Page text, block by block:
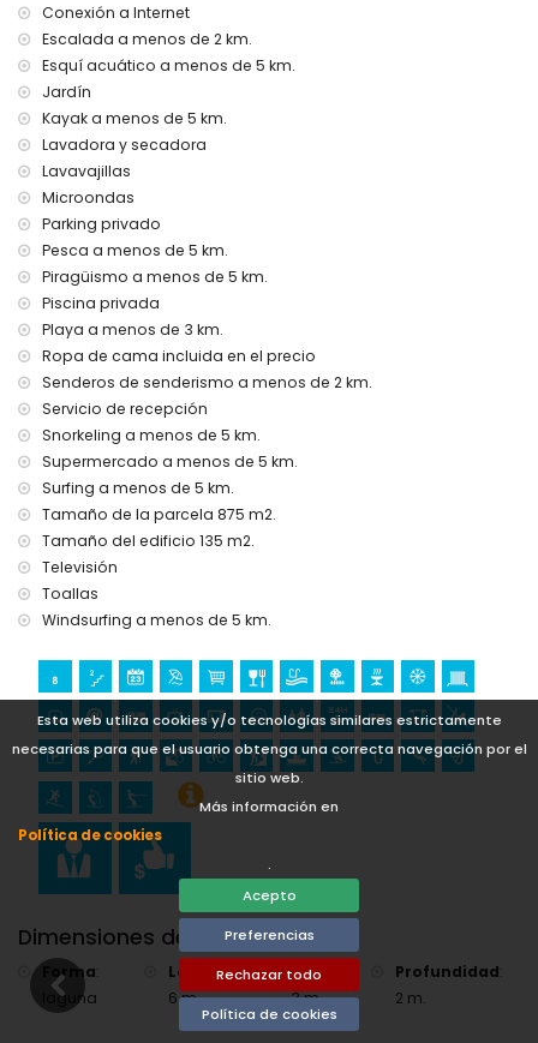
Esta web utiliza cookies y/o tecnologías similares estrictamente
necesarias para que el usuario obtenga una correcta navegación por el
sitio web.
Más información en
Política de cookies
.
Acepto
Preferencias
Rechazar todo
Política de cookies
internet (WiFi)
aspiradora y plancha con tabla de planchar
ropa de cama y toallas
servicio de recepción y servicio de emergencia 24 horas
calefacción y aire acondicionado
Instalaciones y servicios con costo adicional
cama extra y cama/cuna para niños (bajo petición)
Entretenimiento y actividades de ocio para sus vacaciones
en Denia, Costa Blanca
bar, paseo marítimo (Las Marinas y Denia) (a menos de 5
kilómetros de la casa)
Lugares de interés y cultura en Denia, Costa Blanca
museo (Histórico de Denia), iglesia (Portal de la Vila, Denia),
castillo (Portal de la Vila, Denia), monumento (Pueblo de
Denia), edificio arquitectónico (Centro de Denia) y lugar
histórico (Histórico de Denia) (a menos de 5 kilómetros del
alojamiento)
ruina (Molinos de Viento y Jávea) (a menos de 10
kilómetros del alojamiento)
Deportes
escalada, canotaje, kayak, pesca, buceo, snorkel, surf,
windsurf y esquí acuático (a menos de 5 kilómetros de la
golf (Club de Golf La Sella, Denia) y equitación (a menos de
10 kilómetros de la villa)
Conexión a Internet
Escalada a menos de 2 km.
Esquí acuático a menos de 5 km.
Jardín
Kayak a menos de 5 km.
Lavadora y secadora
Lavavajillas
Microondas
Parking privado
Pesca a menos de 5 km.
Piragüismo a menos de 5 km.
Piscina privada
Playa a menos de 3 km.
Ropa de cama incluida en el precio
Senderos de senderismo a menos de 2 km.
Servicio de recepción
Snorkeling a menos de 5 km.
Supermercado a menos de 5 km.
Surfing a menos de 5 km.
Tamaño de la parcela 875 m2.
Tamaño del edificio 135 m2.
Televisión
Toallas
Windsurfing a menos de 5 km.
Dimensiones de la Piscina
Forma:
laguna
Longitud:
6 m.
Ancho
3 m.
Profundidad:
2 m.